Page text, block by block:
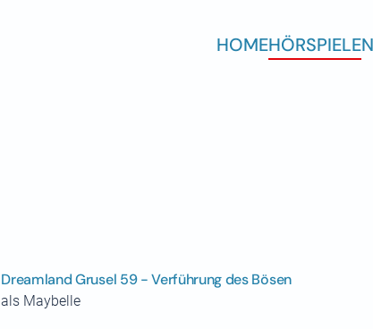
HOMEHÖRSPIELE
Dreamland Grusel 59 - Verführung des Bösen
als Maybelle